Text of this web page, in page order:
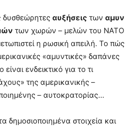
δυσθεώρητες αυξήσεις των αμυν
των χωρών – μελών του ΝΑΤΟ
η ρωσική απειλή. Το πώς
«αμυντικές» δαπάνες
ενδεικτικό για το τι
της αμερικανικής –
– αυτοκρατορίας…
δημοσιοποιημένα στοιχεία και